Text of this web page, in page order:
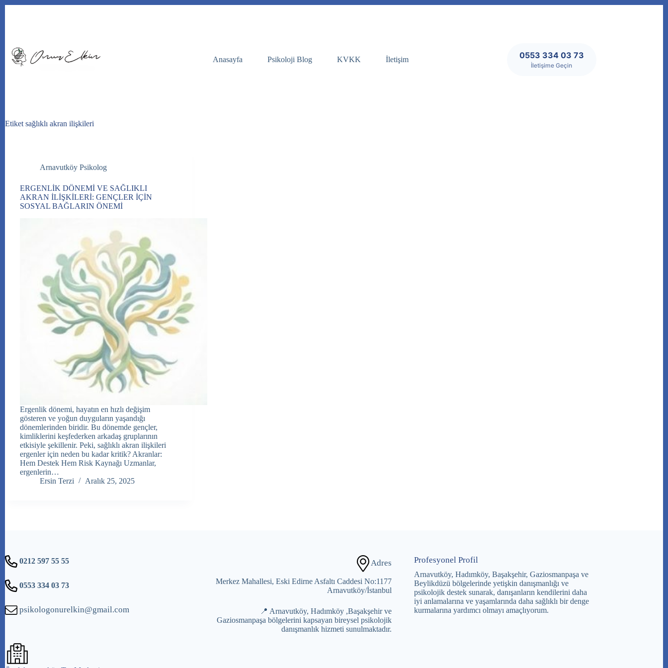
Anasayfa Psikoloji Blog KVKK İletişim 0553 334 03 73
İletişime Geçin
Etiket sağlıklı akran ilişkileri
Arnavutköy Psikolog
ERGENLİK DÖNEMİ VE SAĞLIKLI
AKRAN İLİŞKİLERİ: GENÇLER İÇİN
SOSYAL BAĞLARIN ÖNEMİ
Ergenlik dönemi, hayatın en hızlı değişim
gösteren ve yoğun duyguların yaşandığı
dönemlerinden biridir. Bu dönemde gençler,
kimliklerini keşfederken arkadaş gruplarının
etkisiyle şekillenir. Peki, sağlıklı akran ilişkileri
ergenler için neden bu kadar kritik? Akranlar:
Hem Destek Hem Risk Kaynağı Uzmanlar,
ergenlerin…
Ersin Terzi
Aralık 25, 2025
0212 597 55 55
0553 334 03 73
psikologonurelkin@gmail.com
Adres
Merkez Mahallesi, Eski Edirne Asfaltı Caddesi No:1177
Arnavutköy/İstanbul
📍 Arnavutköy, Hadımköy ,Başakşehir ve
Gaziosmanpaşa bölgelerini kapsayan bireysel psikolojik
danışmanlık hizmeti sunulmaktadır.
Profesyonel Profil
Arnavutköy, Hadımköy, Başakşehir, Gaziosmanpaşa ve
Beylikdüzü bölgelerinde yetişkin danışmanlığı ve
psikolojik destek sunarak, danışanların kendilerini daha
iyi anlamalarına ve yaşamlarında daha sağlıklı bir denge
kurmalarına yardımcı olmayı amaçlıyorum.